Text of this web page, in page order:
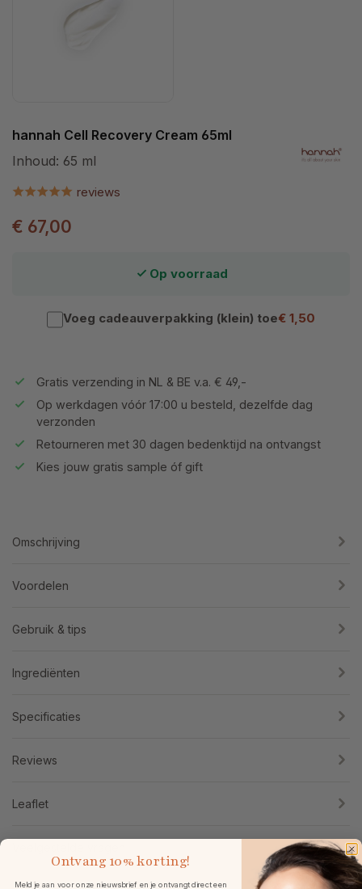
hannah Cell Recovery Cream 65ml
Inhoud: 65 ml
reviews
€ 67,00
Op voorraad
Voeg cadeauverpakking (klein) toe€ 1,50
Gratis verzending in NL & BE v.a. € 49,-
Op werkdagen vóór 17:00 u besteld, dezelfde dag
verzonden
Retourneren met 30 dagen bedenktijd na ontvangst
Kies jouw gratis sample óf gift
Omschrijving
Voordelen
Gebruik & tips
Ingrediënten
Specificaties
Reviews
Leaflet
Ontvang 10% korting!
Meld je aan voor onze nieuwsbrief en je ontvangt direct een